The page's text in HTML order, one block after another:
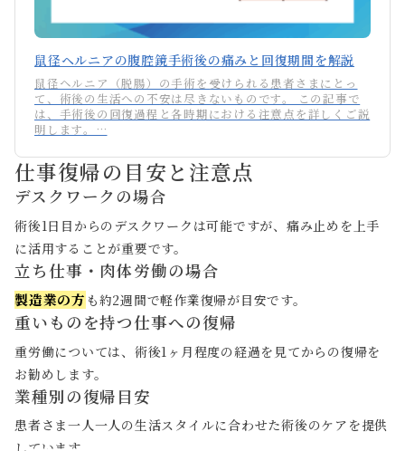
鼠径ヘルニアの腹腔鏡手術後の痛みと回復期間を解説
鼠径ヘルニア（脱腸）の手術を受けられる患者さまにとっ
て、術後の生活への不安は尽きないものです。 この記事で
は、手術後の回復過程と各時期における注意点を詳しくご説
明します。…
仕事復帰の目安と注意点
デスクワークの場合
術後1日目からのデスクワークは可能ですが、痛み止めを上手
に活用することが重要です。
立ち仕事・肉体労働の場合
製造業の方 も約2週間で軽作業復帰が目安です。
重いものを持つ仕事への復帰
重労働については、術後1ヶ月程度の経過を見てからの復帰を
お勧めします。
業種別の復帰目安
患者さま一人一人の生活スタイルに合わせた術後のケアを提供